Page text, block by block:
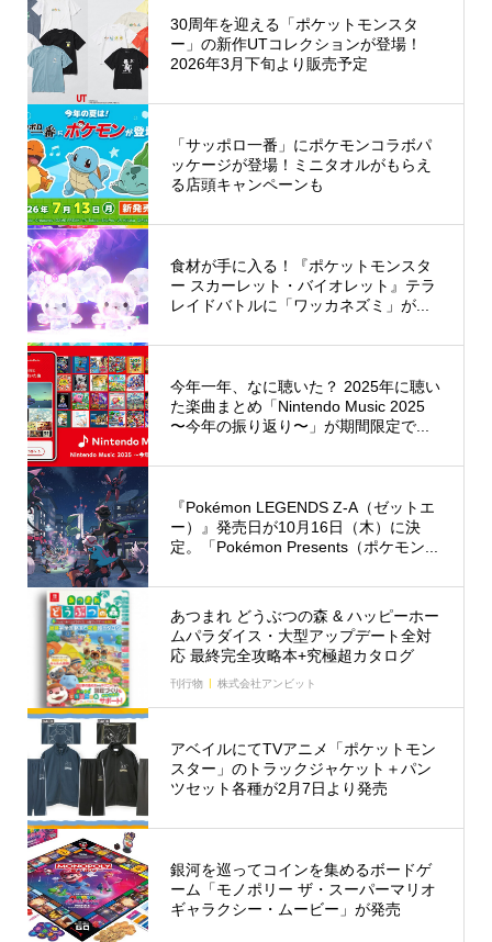
30周年を迎える「ポケットモンスタ
ー」の新作UTコレクションが登場！
2026年3月下旬より販売予定
「サッポロ一番」にポケモンコラボパ
ッケージが登場！ミニタオルがもらえ
る店頭キャンペーンも
食材が手に入る！『ポケットモンスタ
ー スカーレット・バイオレット』テラ
レイドバトルに「ワッカネズミ」が...
今年一年、なに聴いた？ 2025年に聴い
た楽曲まとめ「Nintendo Music 2025
〜今年の振り返り〜」が期間限定で...
『Pokémon LEGENDS Z-A（ゼットエ
ー）』発売日が10月16日（木）に決
定。「Pokémon Presents（ポケモン...
あつまれ どうぶつの森 & ハッピーホー
ムパラダイス・大型アップデート全対
応 最終完全攻略本+究極超カタログ
刊行物 株式会社アンビット
アベイルにてTVアニメ「ポケットモン
スター」のトラックジャケット＋パン
ツセット各種が2月7日より発売
銀河を巡ってコインを集めるボードゲ
ーム「モノポリー ザ・スーパーマリオ
ギャラクシー・ムービー」が発売